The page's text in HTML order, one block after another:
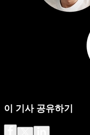
이 기사 공유하기